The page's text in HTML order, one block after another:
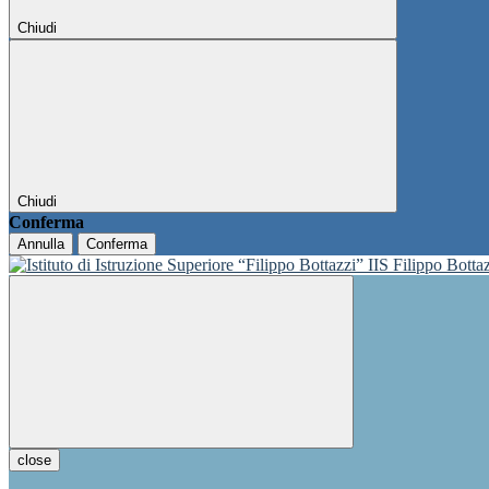
Chiudi
Chiudi
Conferma
Annulla Conferma
IIS Filippo
close